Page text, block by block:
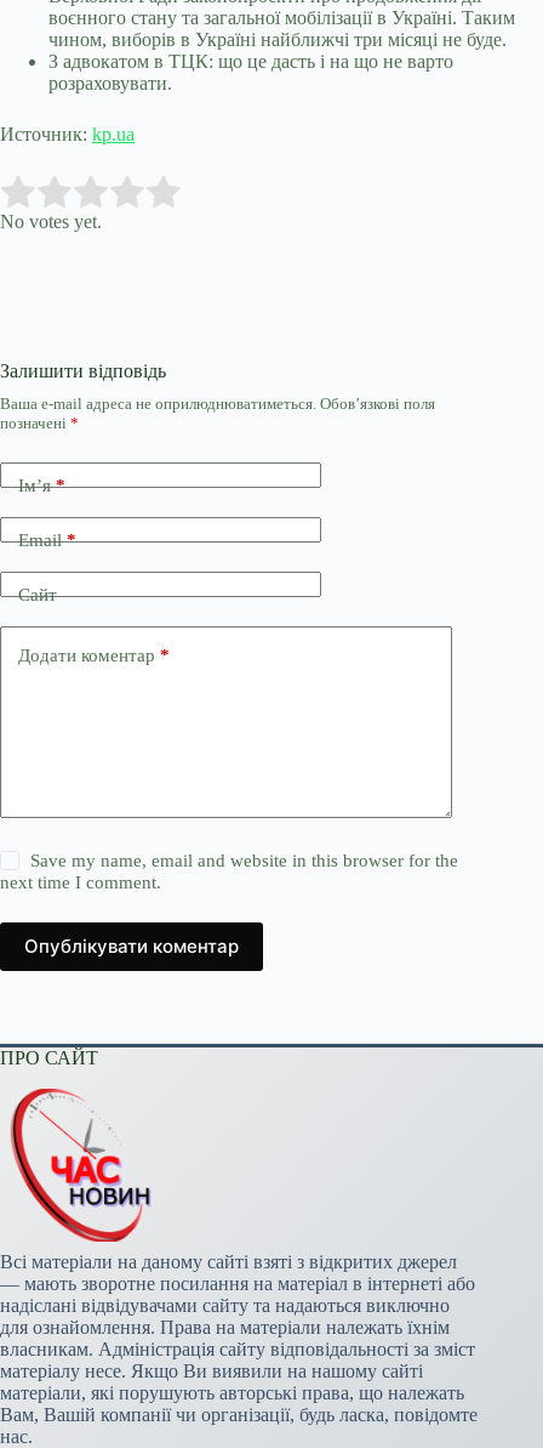
воєнного стану та загальної мобілізації в Україні. Таким
чином, виборів в Україні найближчі три місяці не буде.
З адвокатом в ТЦК: що це дасть і на що не варто
розраховувати.
Источник: kp.ua
Rate this item:
No votes yet.
Залишити відповідь
Ваша e-mail адреса не оприлюднюватиметься. Обов’язкові поля
позначені *
Ім’я*
Email*
Сайт
Додати коментар *
Save my name, email and website in this browser for the
next time I comment.
Опублікувати коментар
ПРО САЙТ
Всі матеріали на даному сайті взяті з відкритих джерел
— мають зворотне посилання на матеріал в інтернеті або
надіслані відвідувачами сайту та надаються виключно
для ознайомлення. Права на матеріали належать їхнім
власникам. Адміністрація сайту відповідальності за зміст
матеріалу несе. Якщо Ви виявили на нашому сайті
матеріали, які порушують авторські права, що належать
Вам, Вашій компанії чи організації, будь ласка, повідомте
нас.